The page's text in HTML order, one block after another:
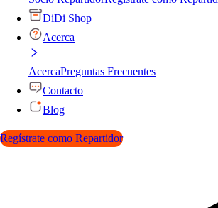
DiDi Shop
Acerca
AcercaPreguntas Frecuentes
Contacto
Blog
Regístrate como Repartidor